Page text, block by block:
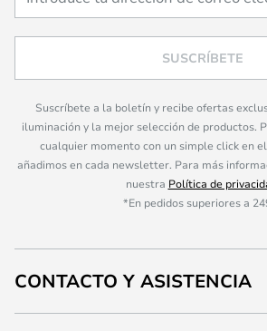
SUSCRÍBETE
Suscríbete a la boletín y recibe ofertas
iluminación y la mejor selección de productos.
cualquier momento con un simple click en
añadimos en cada newsletter. Para más
nuestra Política de
*En pedidos superiores a
CONTACTO Y ASISTENCIA